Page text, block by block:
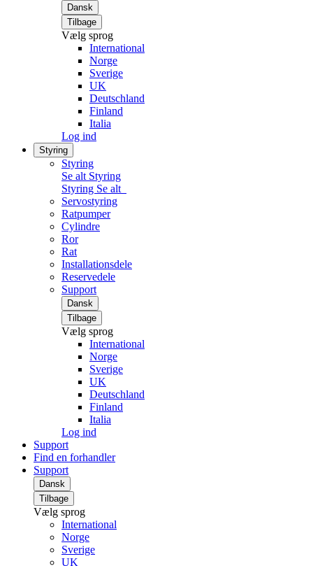
Dansk
Tilbage
Vælg sprog
International
Norge
Sverige
UK
Deutschland
Finland
Italia
Log ind
Styring
Styring
Se alt Styring
Styring Se alt
Servostyring
Ratpumper
Cylindre
Ror
Rat
Installationsdele
Reservedele
Support
Dansk
Tilbage
Vælg sprog
International
Norge
Sverige
UK
Deutschland
Finland
Italia
Log ind
Support
Find en forhandler
Support
Dansk
Tilbage
Vælg sprog
International
Norge
Sverige
UK